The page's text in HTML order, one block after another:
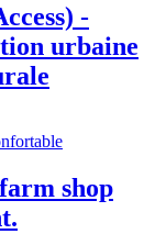
-
urbaine
shop